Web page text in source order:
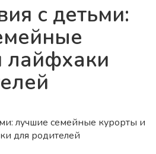
с детьми:
лайфхаки